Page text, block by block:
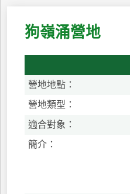
狗嶺涌營地
營地地點：
營地類型：
適合對象：
簡介：